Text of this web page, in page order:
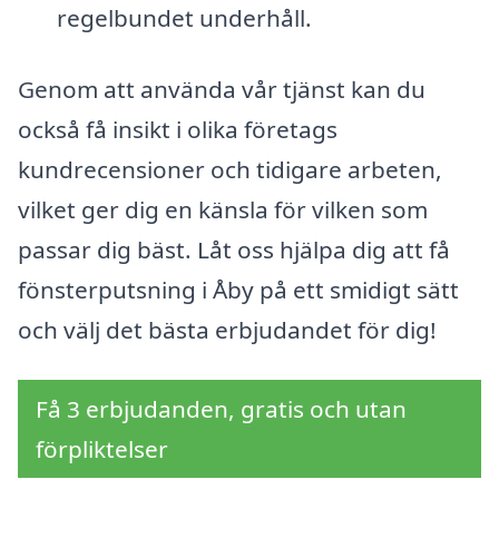
regelbundet underhåll.
Genom att använda vår tjänst kan du
också få insikt i olika företags
kundrecensioner och tidigare arbeten,
vilket ger dig en känsla för vilken som
passar dig bäst. Låt oss hjälpa dig att få
fönsterputsning i Åby på ett smidigt sätt
och välj det bästa erbjudandet för dig!
Få 3 erbjudanden, gratis och utan
förpliktelser